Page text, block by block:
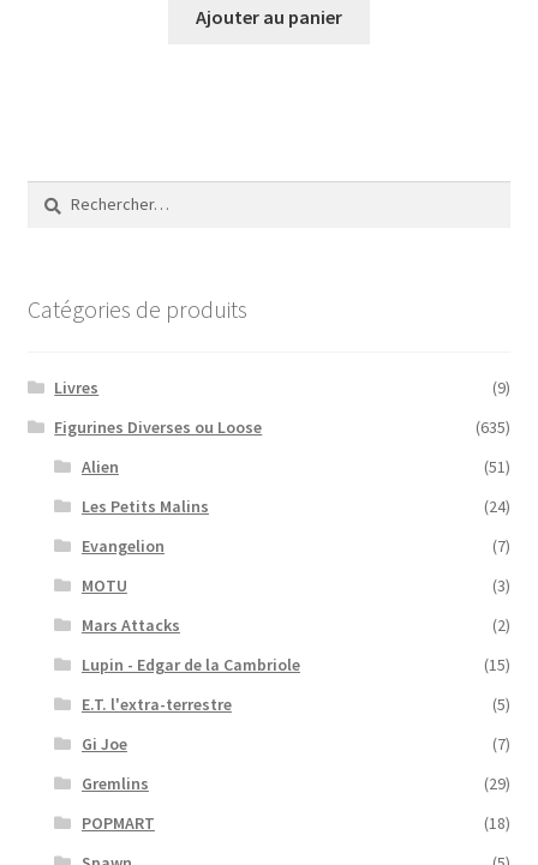
Ajouter au panier
Catégories de produits
Livres
(9)
Figurines Diverses ou Loose
(635)
Alien
(51)
Les Petits Malins
(24)
Evangelion
(7)
MOTU
(3)
Mars Attacks
(2)
Lupin - Edgar de la Cambriole
(15)
E.T. l'extra-terrestre
(5)
Gi Joe
(7)
Gremlins
(29)
POPMART
(18)